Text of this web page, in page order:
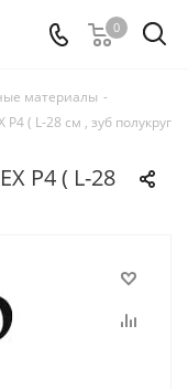
0
материалы -
P4 ( L-28 см , зуб полукруг
P4 ( L-28